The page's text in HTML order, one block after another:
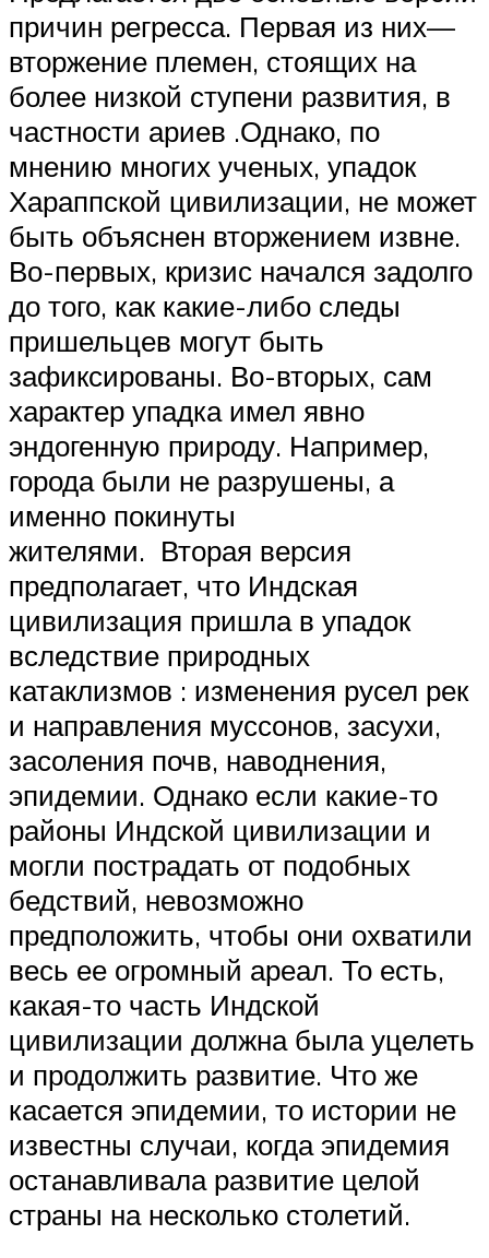
причин регресса. Первая из них—
вторжение племен, стоящих на
более низкой ступени развития, в
частности ариев .Однако, по
мнению многих ученых, упадок
Хараппской цивилизации, не может
быть объяснен вторжением извне.
Во-первых, кризис начался задолго
до того, как какие-либо следы
пришельцев могут быть
зафиксированы. Во-вторых, сам
характер упадка имел явно
эндогенную природу. Например,
города были не разрушены, а
именно покинуты
жителями. Вторая версия
предполагает, что Индская
цивилизация пришла в упадок
вследствие природных
катаклизмов : изменения русел рек
и направления муссонов, засухи,
засоления почв, наводнения,
эпидемии. Однако если какие-то
районы Индской цивилизации и
могли пострадать от подобных
бедствий, невозможно
предположить, чтобы они охватили
весь ее огромный ареал. То есть,
какая-то часть Индской
цивилизации должна была уцелеть
и продолжить развитие. Что же
касается эпидемии, то истории не
известны случаи, когда эпидемия
останавливала развитие целой
страны на несколько столетий.